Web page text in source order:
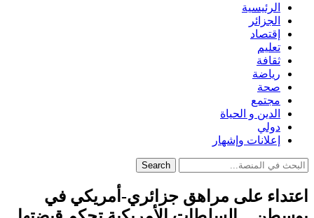
الرئيسية
الجزائر
إقتصاد
تعليم
ثقافة
رياضة
صحة
مجتمع
الدين و الحياة
دولي
إعلانات وإشهار
Search
اعتداء على مراهق جزائري-أمريكي في